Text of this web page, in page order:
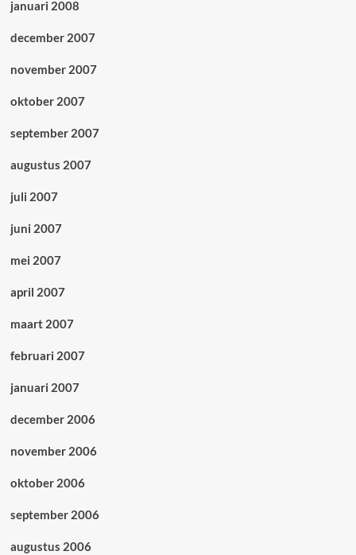
januari 2008
december 2007
november 2007
oktober 2007
september 2007
augustus 2007
juli 2007
juni 2007
mei 2007
april 2007
maart 2007
februari 2007
januari 2007
december 2006
november 2006
oktober 2006
september 2006
augustus 2006